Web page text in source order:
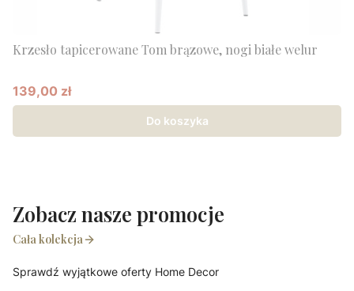
Krzesło tapicerowane Tom brązowe, nogi białe welur
Cena promocyjna
139,00 zł
Do koszyka
Zobacz nasze promocje
Cała kolekcja
Sprawdź wyjątkowe oferty Home Decor